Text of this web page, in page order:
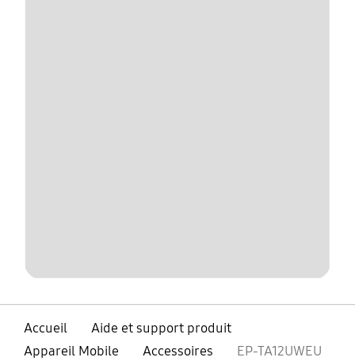
Accueil
Aide et support produit
Appareil Mobile
Accessoires EP-TA12UWEU